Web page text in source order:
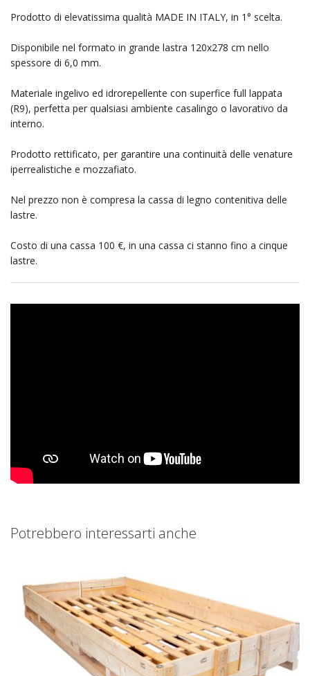
Prodotto di elevatissima qualità MADE IN ITALY, in 1° scelta.
Disponibile nel formato in grande lastra 120x278 cm nello
spessore di 6,0 mm.
Materiale ingelivo ed idrorepellente con superfice full lappata
(R9), perfetta per qualsiasi ambiente casalingo o lavorativo da
interno.
Prodotto rettificato, per garantire una continuità delle venature
iperrealistiche e mozzafiato.
Nel prezzo non è compresa la cassa di legno contenitiva delle
lastre.
Costo di una cassa 100 €, in una cassa ci stanno fino a cinque
lastre.
Potrebbero interessarti anche